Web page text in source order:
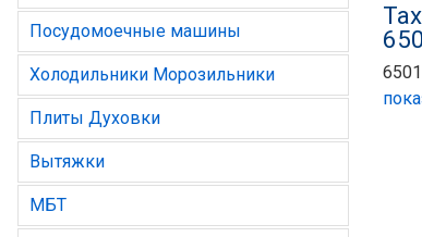
Посудомоечные машины
Холодильники Морозильники
Плиты Духовки
Вытяжки
МБТ